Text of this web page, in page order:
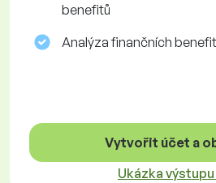
benefitů
Analýza finančních
Vytvořit účet a
Ukázka výstupu